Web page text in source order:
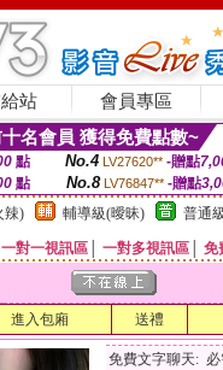
站 會員專區
名會員 獲得免費點數~
點 No.4 LV27620** -贈點
點 No.8 LV76847** -贈點
辣) 輔導級(曖昧) 普通
一對一視訊區 一對多視訊區 免
進入包廂 送禮
免費文字聊天: